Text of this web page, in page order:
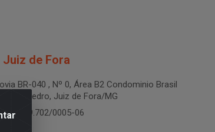
Juiz de Fora
BR-040 , Nº 0, Área B2 Condominio Brasil
- São Pedro, Juiz de Fora/MG
19.199.702/0005-06